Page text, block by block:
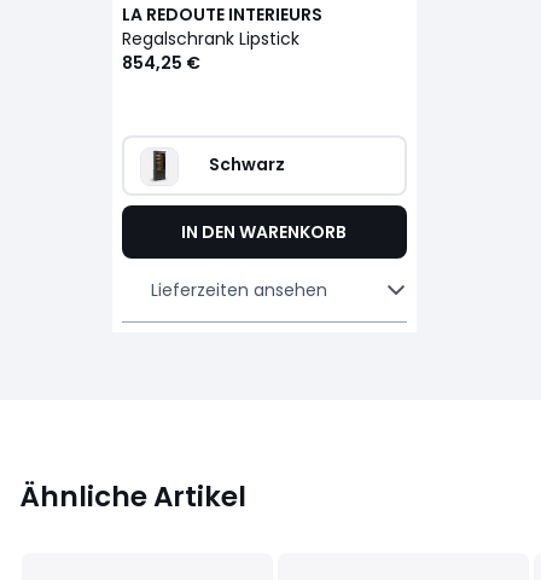
LA REDOUTE INTERIEURS
Regalschrank Lipstick
854,25 €
Schwarz
IN DEN WARENKORB
Lieferzeiten ansehen
Ähnliche Artikel